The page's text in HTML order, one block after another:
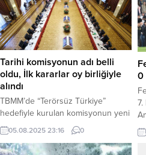
Tarihi komisyonun adı belli
oldu, İlk kararlar oy birliğiyle
alındı
TBMM’de “Terörsüz Türkiye”
hedefiyle kurulan komisyonun yeni
adı “Milli Dayanışma, Kardeşlik ve
Demokrasi Komisyonu” olarak
belirlendi. 8 saat süren ilk
05.08.2025 23:16 0
0
7.